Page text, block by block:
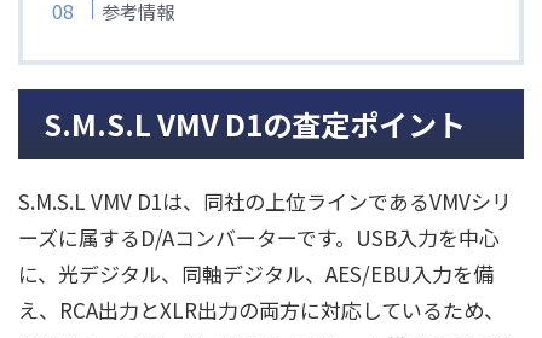
参考情報
S.M.S.L VMV D1の査定ポイント
S.M.S.L VMV D1は、同社の上位ラインであるVMVシリ
ーズに属するD/Aコンバーターです。USB入力を中心
に、光デジタル、同軸デジタル、AES/EBU入力を備
え、RCA出力とXLR出力の両方に対応しているため、